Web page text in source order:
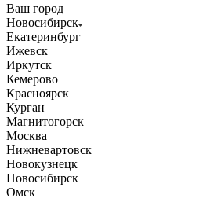
Ваш город
Новосибирск
Екатеринбург
Ижевск
Иркутск
Кемерово
Красноярск
Курган
Магнитогорск
Москва
Нижневартовск
Новокузнецк
Новосибирск
Омск